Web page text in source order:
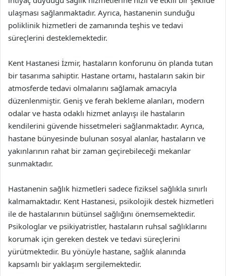
ulaşması sağlanmaktadır. Ayrıca, hastanenin sunduğu
poliklinik hizmetleri de zamanında teşhis ve tedavi
süreçlerini desteklemektedir.
Kent Hastanesi İzmir, hastaların konforunu ön planda tutan
bir tasarıma sahiptir. Hastane ortamı, hastaların sakin bir
atmosferde tedavi olmalarını sağlamak amacıyla
düzenlenmiştir. Geniş ve ferah bekleme alanları, modern
odalar ve hasta odaklı hizmet anlayışı ile hastaların
kendilerini güvende hissetmeleri sağlanmaktadır. Ayrıca,
hastane bünyesinde bulunan sosyal alanlar, hastaların ve
yakınlarının rahat bir zaman geçirebileceği mekanlar
sunmaktadır.
Hastanenin sağlık hizmetleri sadece fiziksel sağlıkla sınırlı
kalmamaktadır. Kent Hastanesi, psikolojik destek hizmetleri
ile de hastalarının bütünsel sağlığını önemsemektedir.
Psikologlar ve psikiyatristler, hastaların ruhsal sağlıklarını
korumak için gereken destek ve tedavi süreçlerini
yürütmektedir. Bu yönüyle hastane, sağlık alanında
kapsamlı bir yaklaşım sergilemektedir.